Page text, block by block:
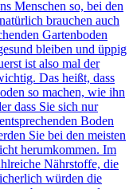
Menschen so, bei den
brauchen auch
Gartenboden
bleiben und üppig
ist also mal der
Das heißt, dass
so machen, wie ihn
dass Sie sich nur
Boden
Sie bei den meisten
herumkommen. Im
Nährstoffe, die
würden die